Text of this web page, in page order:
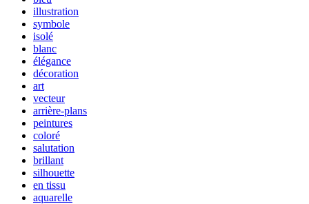
illustration
symbole
isolé
blanc
élégance
décoration
art
vecteur
arrière-plans
peintures
coloré
salutation
brillant
silhouette
en tissu
aquarelle